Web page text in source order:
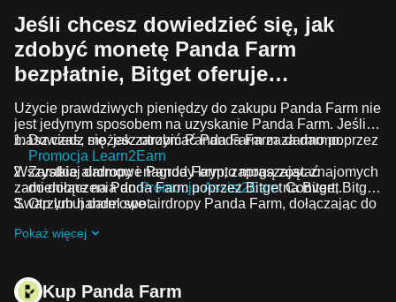
Jeśli chcesz dowiedzieć się, jak
zdobyć monetę Panda Farm
bezpłatnie, Bitget oferuje…
Użycie prawdziwych pieniędzy do zakupu Panda Farm nie
jest jedynym sposobem na uzyskanie Panda Farm. Jeśli
masz czas, możesz otrzymać Panda Farm za darmo.
Dowiedz się, jak zarobić Panda Farm za darmo poprzez
Promocja Learn2Earn
Zarabiaj darmowe Panda Farm, zapraszając znajomych
do dołączenia doPromocja Assist2Earnna Bitget.
Otrzymuj darmowe airdropy Panda Farm, dołączając do
Wszystkie airdropy i nagrody krypto mogą zostać
zamienione na Panda Farm poprzez Bitget Convert, Bitget
Swap lub handel spot.
Pokaż więcej
Kup Panda Farm